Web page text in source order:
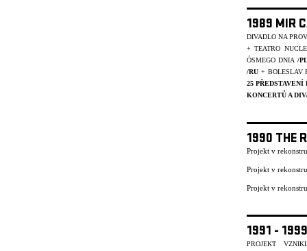
1989 MIR
DIVADLO NA
+ TEATRO
ÓSMEGO DNIA /
/RU + BOLESLAV
25
KONCERTŮ A
1990 THE
Projekt v
Projekt v
Projekt v
1991 -
PROJEKT